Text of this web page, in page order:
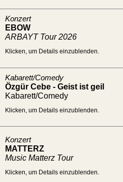
Konzert
EBOW
ARBAYT Tour 2026
Klicken, um Details einzublenden.
Kabarett/Comedy
Özgür Cebe - Geist ist geil
Kabarett/Comedy
Klicken, um Details einzublenden.
Konzert
MATTERZ
Music Matterz Tour
Klicken, um Details einzublenden.